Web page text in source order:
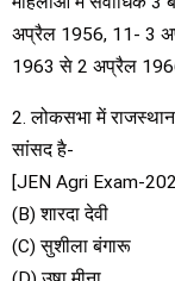
अप्रैल 1956, 11- 3
1963 से 2 अप्रैल
2. लोकसभा में
सांसद है-
[JEN Agri Exam-
(B) शारदा देवी
(C) सुशीला बंगारू